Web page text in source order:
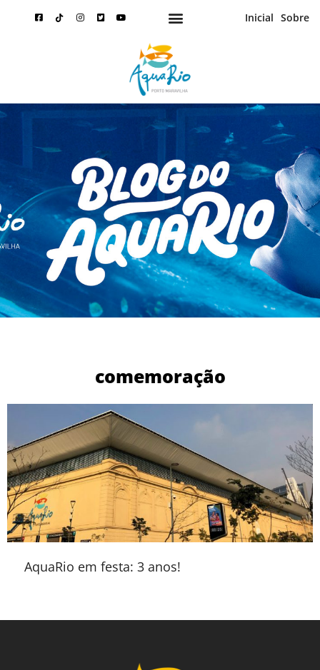
Inicial Sobre
comemoração
AquaRio em festa: 3 anos!